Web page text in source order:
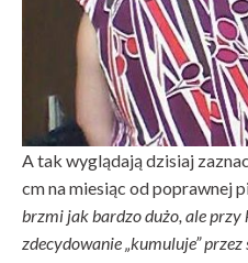
A tak wyglądają dzisiaj
cm na miesiąc od poprawnej
brzmi jak bardzo dużo, ale przy
zdecydowanie „kumuluje” przez